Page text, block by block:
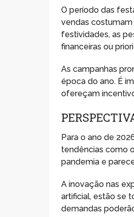
O período das
vendas costumam
festividades, as
financeiras ou
As campanhas
época do ano. É
ofereçam
Para o ano de
tendências como
pandemia e
A inovação nas
artificial, estão se
demandas